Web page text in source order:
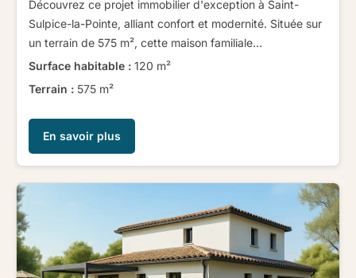
Découvrez ce projet immobilier d'exception à Saint-
Sulpice-la-Pointe, alliant confort et modernité. Située sur
un terrain de 575 m², cette maison familiale...
Surface habitable : 120 m²
Terrain : 575 m²
En savoir plus